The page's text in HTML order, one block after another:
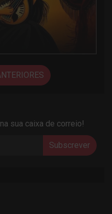
sua caixa de correio!
Subscrever